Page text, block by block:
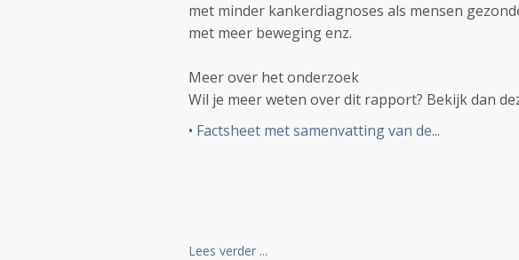
met minder kankerdiagnoses als mensen
met meer beweging enz.
Meer over het onderzoek
Wil je meer weten over dit rapport? Bekijk dan
• Factsheet met samenvatting van de...
Lees verder ...